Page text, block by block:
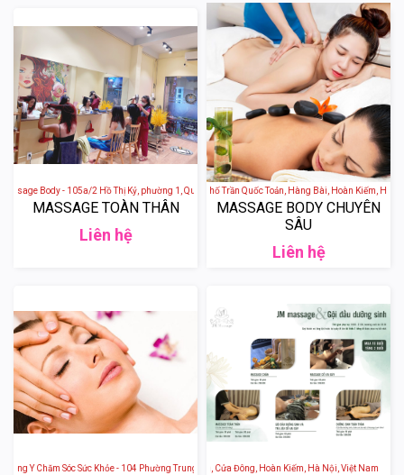
Body - 105a/2 Hồ Thị Kỷ, phường 1, Quận 10, Ho Chi Minh City, Vietnam
MASSAGE TOÀN THÂN
Liên hệ
Shi Spa and Beauty - 6b Phố Trần Quốc Toản, Hàng Bài, Hoàn Kiếm, Hà
MASSAGE BODY CHUYÊN
SÂU
Liên hệ
Y Chăm Sóc Sức Khỏe - 104 Phường Trung Phụng, Trung Phụng, Đống Đa, Hà Nội, Việt Nam
JM Spa - 16 Phố Hàng Da, Cửa Đông, Hoàn Kiếm, Hà Nội, Việt Nam